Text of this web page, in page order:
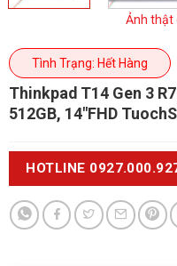
Ảnh thật
Tình Trạng: Hết Hàng
Thinkpad T14 Gen 3
512GB, 14"FHD
HOTLINE